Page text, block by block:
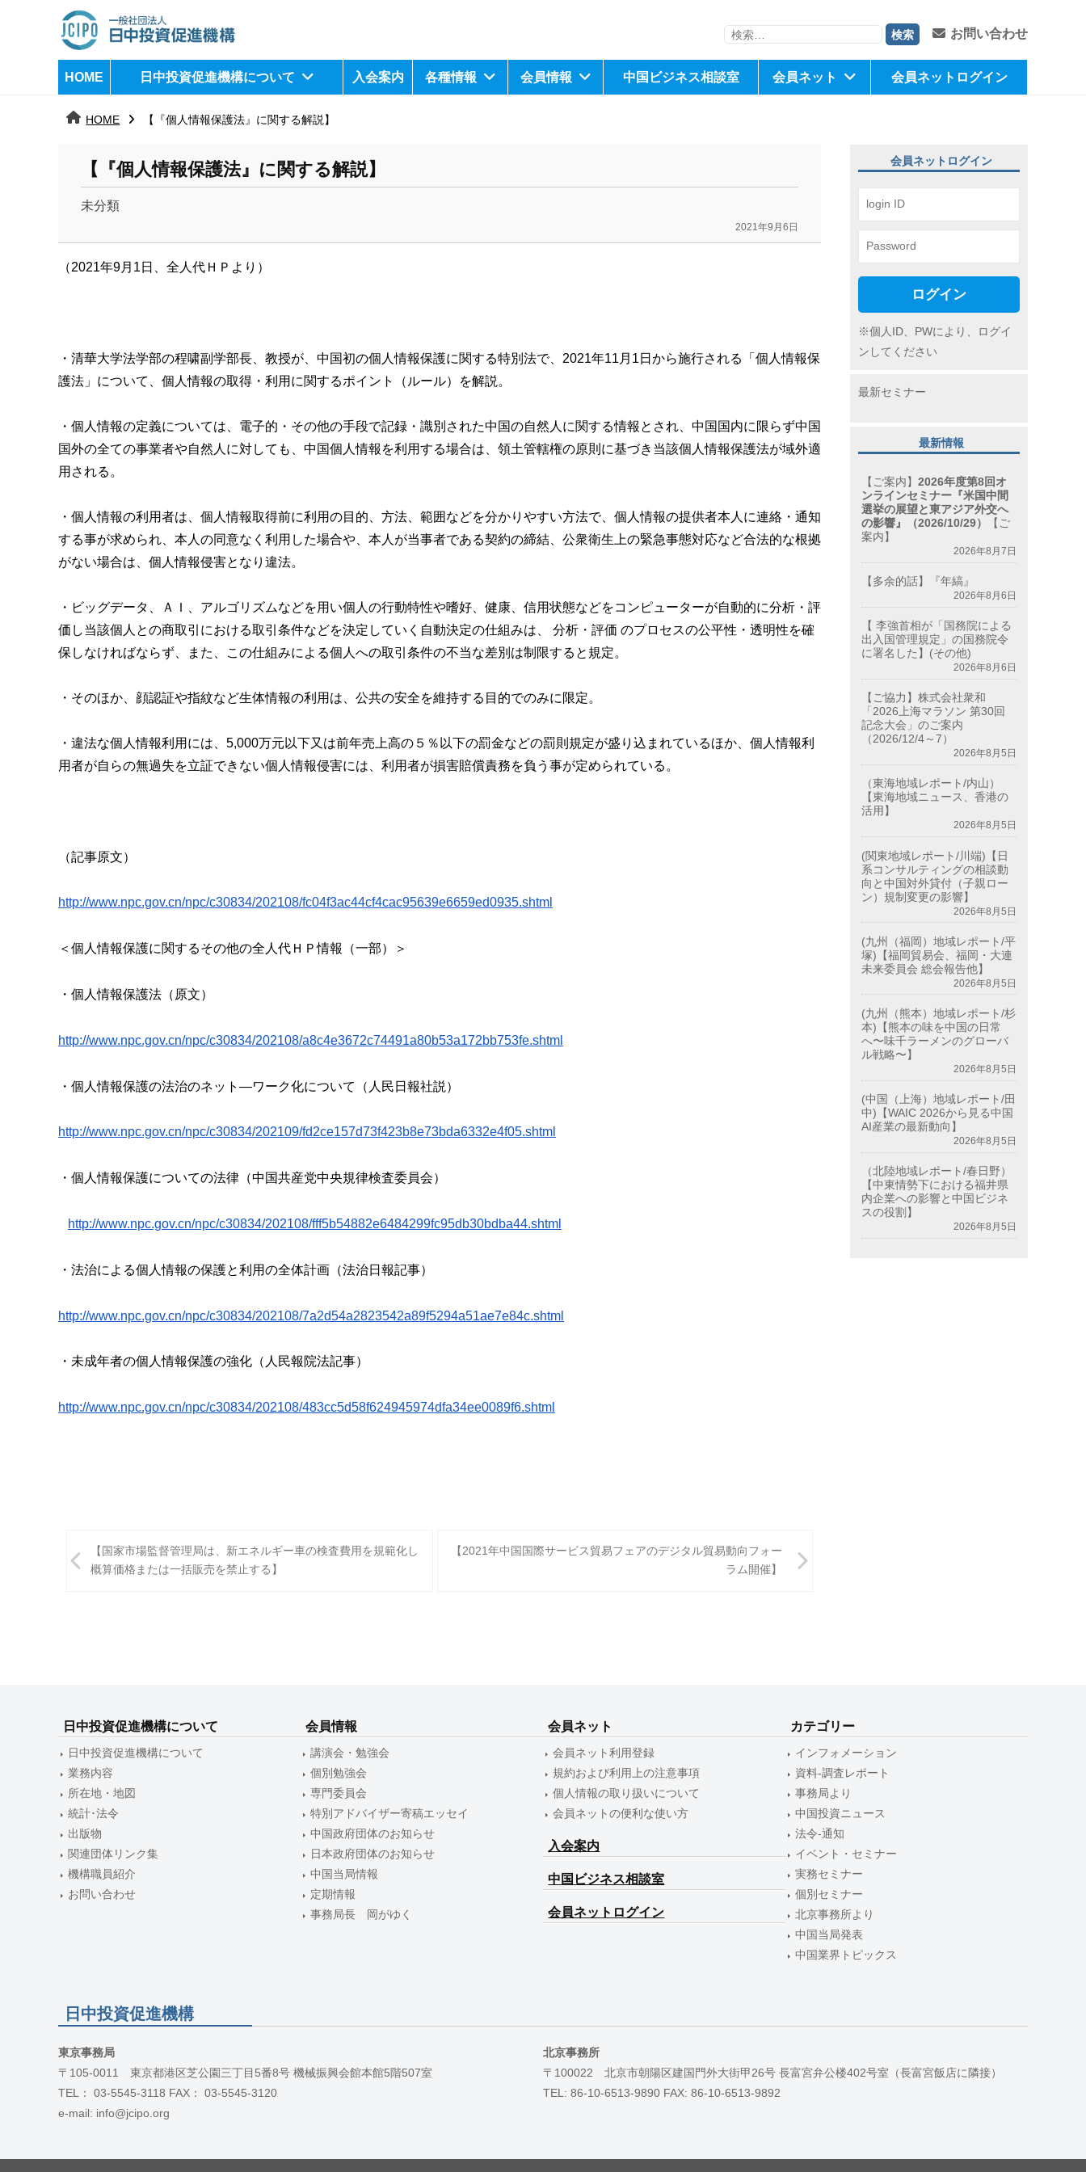
日
中
進
機
j
検
お問い合わせ
HOME 日中投資促進機構について 入会案内 各種情報 会員情報 中国ビジネス相談室 会員ネット 会員ネットログイン
HOME 【『個人情報保護法』に関する解説】
【『個人情報保護法』に関する解説】
未分類
2021年9月6日
k
u
i
（2021年9月1日、全人代ＨＰより）
・清華大学法学部の程啸副学部長、教授が、 中国初の個人情報保護に関する特別法で、 2021年11月1日から施行される「個人情報保
護法」 について、個人情報の取得・利用に関するポイント（ルール） を解説。
・個人情報の定義については、電子的・その他の手段で記録・ 識別された中国の自然人に関する情報とされ、 中国国内に限らず中国
国外の全ての事業者や自然人に対しても、 中国個人情報を利用する場合は、 領土管轄権の原則に基づき当該個人情報保護法が域外適
用される。
・個人情報の利用者は、個人情報取得前に利用の目的、方法、 範囲などを分かりやすい方法で、個人情報の提供者本人に連絡・ 通知
する事が求められ、本人の同意なく利用した場合や、 本人が当事者である契約の締結、 公衆衛生上の緊急事態対応など合法的な根拠
がない場合は、 個人情報侵害となり違法。
・ビッグデータ、ＡＩ、 アルゴリズムなどを用い個人の行動特性や嗜好、健康、 信用状態などをコンピューターが自動的に分析・ 評
価し当該個人との商取引における取引条件などを決定していく自動決定の仕組みは、 分析・評価 のプロセスの公平性・透明性を確
保しなければならず、また、
この仕組みに よる個人への取引条件の不当な差別 は制限すると規定。
・そのほか、顔認証や指紋など生体情報の利用は、 公共の安全を維持する目的でのみに限定。
・違法な個人情報利用には、5,000万元以下又は前年売上高の５％ 以下の罰金などの罰則規定が盛り込まれているほか、 個人情報利
用者が自らの無過失を立証できない個人情報侵害には、 利用者が損害賠償責務を負う事が定められている。
（記事原文）
http://www.npc.gov.cn/npc/c30834/202108/fc04f3ac44cf4cac95639e6659ed0935.shtml
＜個人情報保護に関するその他の全人代ＨＰ情報（一部）＞
・個人情報保護法（原文）
http://www.npc.gov.cn/npc/c30834/202108/a8c4e3672c74491a80b53a172bb753fe.shtml
・個人情報保護の法治のネット―ワーク化について（ 人民日報社説）
http://www.npc.gov.cn/npc/c30834/202109/fd2ce157d73f423b8e73bda6332e4f05.shtml
・個人情報保護についての法律（中国共産党中央規律検査委員会）
http://www.npc.gov.cn/npc/c30834/202108/fff5b54882e6484299fc95db30bdba44.shtml
・法治による個人情報の保護と利用の全体計画（法治日報記事）
http://www.npc.gov.cn/npc/c30834/202108/7a2d54a2823542a89f5294a51ae7e84c.shtml
・未成年者の個人情報保護の強化（人民報院法記事）
http://www.npc.gov.cn/npc/c30834/202108/483cc5d58f624945974dfa34ee0089f6.shtml
稿
シ
ョ
ン
【国家市場監督管理局は、新エネルギー車の検査費用を規範化し
概算価格または一括販売を禁止する】
【2021年中国国際サービス貿易フェアのデジタル貿易動向フォー
ラム開催】
会員ネットログイン
ログイン
※個人ID、PWにより、ログイ
ンしてください
最新セミナー
最新情報
【ご案内】2026年度第8回オ
ンラインセミナー『米国中間
選挙の展望と東アジア外交へ
の影響』（2026/10/29）
【ご
案内】
2026年8月7日
【多余的話】『年縞』
2026年8月6日
【 李強首相が「国務院による
出入国管理規定」の国務院令
に署名した】(その他)
2026年8月6日
【ご協力】株式会社衆和
「2026上海マラソン 第30回
記念大会」のご案内
（2026/12/4～7）
2026年8月5日
（東海地域レポート/内山）
【東海地域ニュース、香港の
活用】
2026年8月5日
(関東地域レポート/川端)【日
系コンサルティングの相談動
向と中国対外貸付（子親ロー
ン）規制変更の影響】
2026年8月5日
(九州（福岡）地域レポート/平
塚)【福岡貿易会、福岡・大連
未来委員会 総会報告他】
2026年8月5日
(九州（熊本）地域レポート/杉
本)【熊本の味を中国の日常
へ〜味千ラーメンのグローバ
ル戦略〜】
2026年8月5日
(中国（上海）地域レポート/田
中)【WAIC 2026から見る中国
AI産業の最新動向】
2026年8月5日
（北陸地域レポート/春日野）
【中東情勢下における福井県
内企業への影響と中国ビジネ
スの役割】
2026年8月5日
日中投資促進機構について
日中投資促進機構について
業務内容
所在地・地図
統計･法令
出版物
関連団体リンク集
機構職員紹介
お問い合わせ
会員情報
講演会・勉強会
個別勉強会
専門委員会
特別アドバイザー寄稿エッセイ
中国政府団体のお知らせ
日本政府団体のお知らせ
中国当局情報
定期情報
事務局長 岡がゆく
会員ネット
会員ネット利用登録
規約および利用上の注意事項
個人情報の取り扱いについて
会員ネットの便利な使い方
入会案内
中国ビジネス相談室
会員ネットログイン
カテゴリー
インフォメーション
資料-調査レポート
事務局より
中国投資ニュース
法令-通知
イベント・セミナー
実務セミナー
個別セミナー
北京事務所より
中国当局発表
中国業界トピックス
日中投資促進機構
東京事務局
〒105-0011 東京都港区芝公園三丁目5番8号 機械振興会館本館5階507室
TEL： 03-5545-3118 FAX： 03-5545-3120
e-mail: info@jcipo.org
北京事務所
〒100022 北京市朝陽区建国門外大街甲26号 長富宮弁公楼402号室（長富宮飯店に隣接）
TEL: 86-10-6513-9890 FAX: 86-10-6513-9892